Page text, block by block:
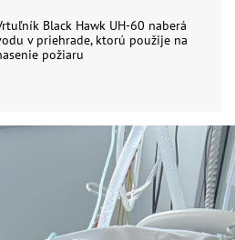
Black Hawk UH-60 naberá
v priehrade, ktorú použije na
požiaru